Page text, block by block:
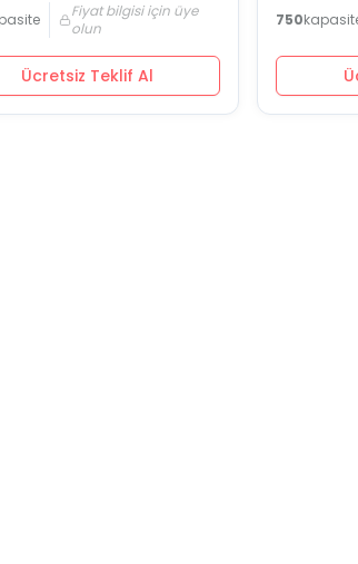
Fiyat bilgisi için üye
olun
Ücretsiz Teklif Al
750